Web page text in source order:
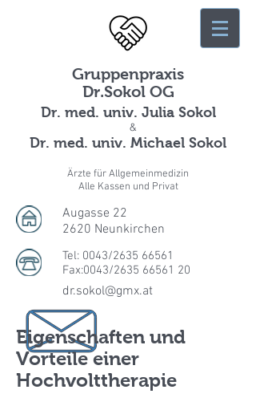
Gruppenpraxis
Dr.Sokol OG
Dr. med. univ. Julia Sokol
&
Dr. med. univ. Michael Sokol
Ärzte für Allgemeinmedizin
Alle Kassen und Privat
Augasse 22
2620 Neunkirchen
Tel: 0043/2635 66561
Fax:0043/2635 66561 20
dr.sokol@gmx.at
Eigenschaften und
Vorteile einer
Hochvolttherapie